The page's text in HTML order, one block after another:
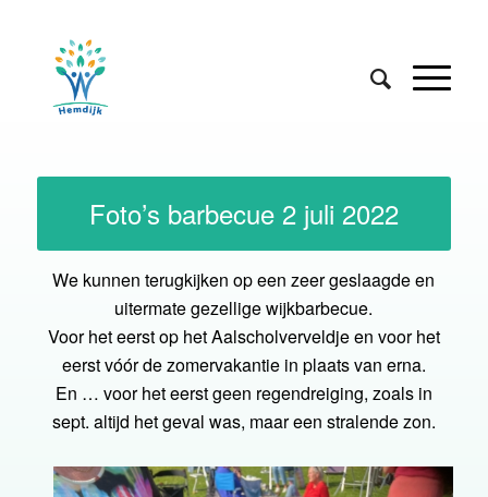
Foto’s barbecue 2 juli 2022
We kunnen terugkijken op een zeer geslaagde en
uitermate gezellige wijkbarbecue.
Voor het eerst op het Aalscholverveldje en voor het
eerst vóór de zomervakantie in plaats van erna.
En … voor het eerst geen regendreiging, zoals in
sept. altijd het geval was, maar een stralende zon.